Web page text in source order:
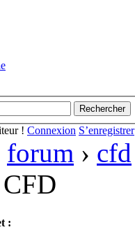
! Connexion S’enregistrer
forum › cfd
: